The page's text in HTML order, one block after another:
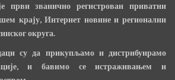
званично регистрован приватни
крају, Интернет новине и регионални
округа.
су да прикупљамо и дистрибуирамо
и бавимо се истраживањем и